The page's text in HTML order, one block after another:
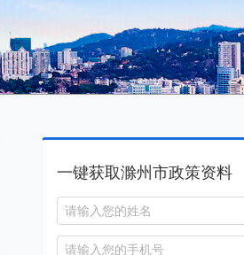
一键获取滁州市政策资料